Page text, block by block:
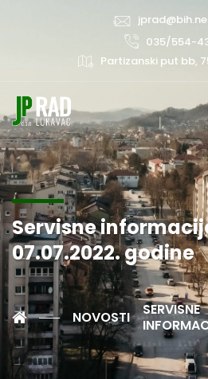
035/554-
Partizanski put bb,
Servisne
07.07.2022. godine
NOVOSTI
SERVISNE